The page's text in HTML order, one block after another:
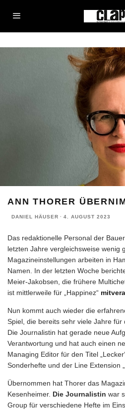
ANN THORER
DANIEL HÄUSER · 4. AUGUST 2023
Das redaktionelle Personal der
letzten Jahre vergleichsweise wenig
Magazineinstellungen arbeiten in
Namen. In der letzten Woche
Meier-Jakobsen, die frühere
ist mittlerweile für „Happinez“
Nun kommt auch wieder die
Spiel, die bereits sehr viele Jahre für
Die Journalistin hat gerade neue
Verantwortung und hat auch einen
Managing Editor für den Titel
Sonderhefte und der Line Extension
Übernommen hat Thorer das
Kesenheimer. Die Journalistin war
Group für verschiedene Hefte im